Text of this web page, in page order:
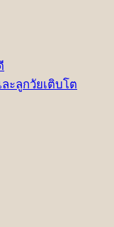
ะลูกวัยเติบโต